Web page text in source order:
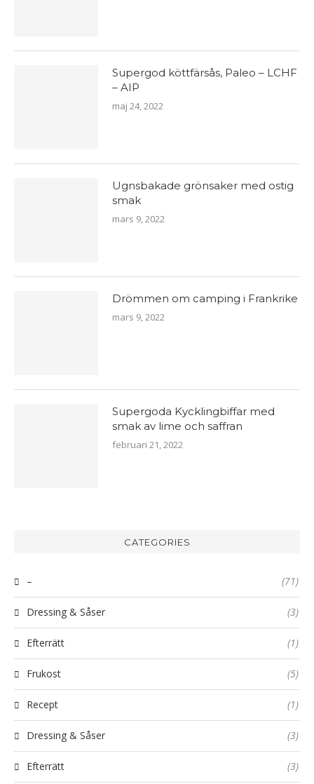
Supergod köttfärsås, Paleo – LCHF
– AIP
maj 24, 2022
Ugnsbakade grönsaker med ostig
smak
mars 9, 2022
Drömmen om camping i Frankrike
mars 9, 2022
Supergoda Kycklingbiffar med
smak av lime och saffran
februari 21, 2022
CATEGORIES
– (71)
Dressing & Såser (3)
Efterrätt (1)
Frukost (5)
Recept (1)
Dressing & Såser (3)
Efterrätt (3)